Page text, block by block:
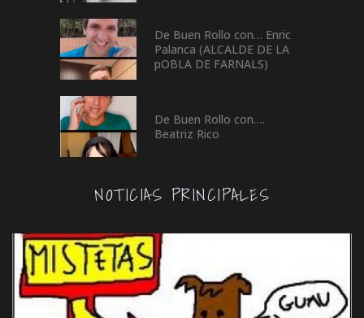
De Buen Rollo con… Enric
Palanca (ALCALDE DE LA
pOBLA DE FARNALS)
De Buen Rollo con….
Beatriz Rico
NOTICIAS PRINCIPALES